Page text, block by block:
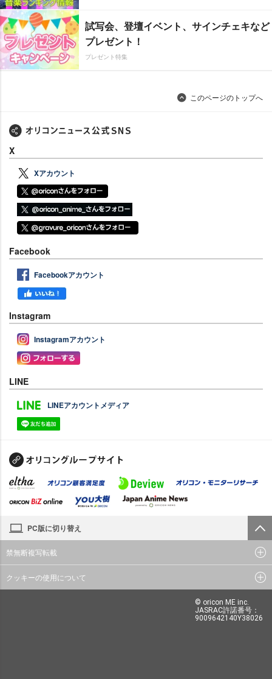
試写会、登壇イベント、サインチェキなど
プレゼント！
プレゼント特集
このページのトップへ
X
Xアカウント
Facebook
Facebookアカウント
Instagram
Instagramアカウント
LINE
LINEアカウントメディア
PC版に切り替え
禁無断複写転載
クッキーの使用について
© oricon ME inc.
JASRAC許諾番号：
9009642140Y38026